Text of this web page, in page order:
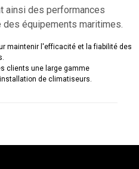
ainsi des performances
équipements maritimes.
maintenir l'efficacité et la fiabilité des
clients une large gamme
de climatiseurs.